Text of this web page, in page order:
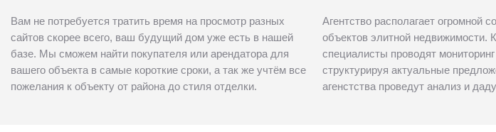
Вам не потребуется тратить время на просмотр разных
сайтов скорее всего, ваш будущий дом уже есть в нашей
базе. Мы сможем найти покупателя или арендатора для
вашего объекта в самые короткие сроки, а так же учтём все
пожелания к объекту от района до стиля отделки.
Агентство располагает огромной
объектов элитной
специалисты проводят
структурируя актуальные
агенстства проведут анализ и